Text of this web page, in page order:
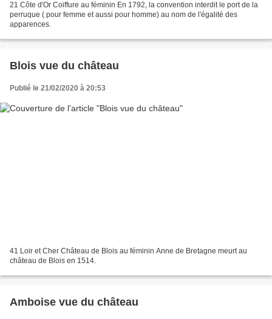
21 Côte d'Or Coiffure au féminin En 1792, la convention interdit le port de la
perruque ( pour femme et aussi pour homme) au nom de l'égalité des
apparences.
Blois vue du château
Publié le 21/02/2020 à 20:53
41 Loir et Cher Château de Blois au féminin Anne de Bretagne meurt au
château de Blois en 1514.
Amboise vue du château